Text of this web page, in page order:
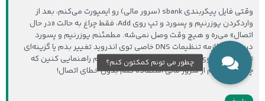
وقتی فایل پیکربندی sbank (سرور مالی) رو ایمپورت می‌کنم، بعد از
واردکردن یوزرنیم و پسورد و تپ روی Add، فقط چراغ به حالت «در حال
اتصال» می‌ره و هیچ وقت وصل نمی‌شه. مطمئنم یوزرنیم و پسورد
درستن. آیا لازمه تنظیمات DNS خاصی توی اندروید تغییر بدم یا گزینه‌ای
توی خود اپن‌وی‌پی‌ان فعال بشه؟ ممنون می‌شم راهنمایی کنین که
چطور می‌تونم از سرور مالی استفاده کنم بدون خطای اتصال!